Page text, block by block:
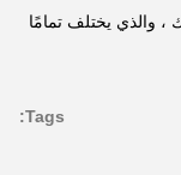
، والذي يختلف تمامًا
Tags: